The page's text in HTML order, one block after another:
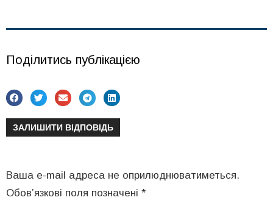
Поділитись публікацією
ЗАЛИШИТИ ВІДПОВІДЬ
Ваша e-mail адреса не оприлюднюватиметься.
Обов’язкові поля позначені *